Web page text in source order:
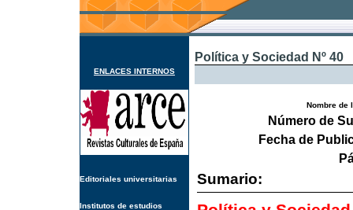
ENLACES INTERNOS
Editoriales universitarias
Institutos de estudios
Política y Sociedad Nº 40
Nombre de
Número de
Fecha de
Sumario: